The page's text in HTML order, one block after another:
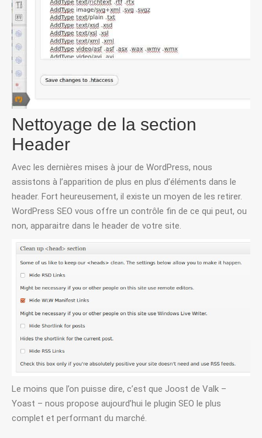
Nettoyage de la section
Header
Avec les dernières mises à jour de WordPress, nous
assistons à l’apparition de plus en plus d’éléments dans le
header. Fort heureusement, il existe un moyen de les retirer.
WordPress SEO vous offre un contrôle fin de ce qui peut, ou
non, apparaitre dans le header de votre site.
Le moins que l’on puisse dire, c’est que Joost de Valk –
Yoast – nous propose aujourd’hui le plugin SEO le plus
complet et performant du marché.